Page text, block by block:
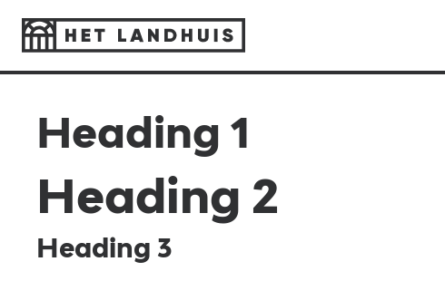
Heading 1
Heading 2
Heading 3